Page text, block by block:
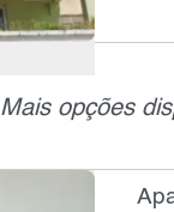
Mais opções